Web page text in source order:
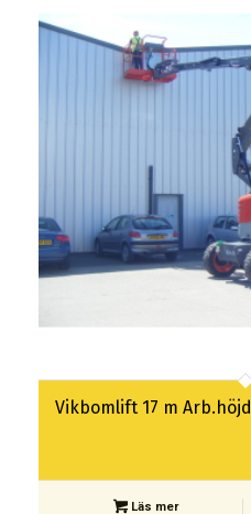
Vikbomlift 17 m Arb.höjd
Läs mer